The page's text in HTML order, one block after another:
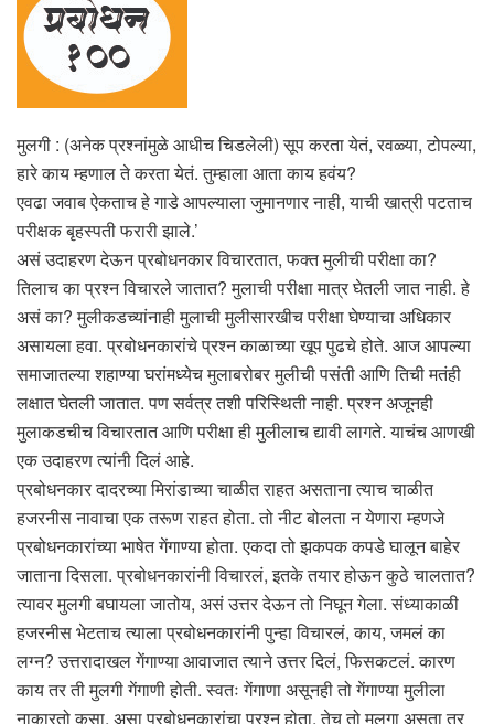
मुलगी : (अनेक प्रश्नांमुळे आधीच चिडलेली) सूप करता येतं, रवळ्या, टोपल्या,
हारे काय म्हणाल ते करता येतं. तुम्हाला आता काय हवंय?
एवढा जवाब ऐकताच हे गाडे आपल्याला जुमानणार नाही, याची खात्री पटताच
परीक्षक बृहस्पती फरारी झाले.’
असं उदाहरण देऊन प्रबोधनकार विचारतात, फक्त मुलीची परीक्षा का?
तिलाच का प्रश्न विचारले जातात? मुलाची परीक्षा मात्र घेतली जात नाही. हे
असं का? मुलीकडच्यांनाही मुलाची मुलीसारखीच परीक्षा घेण्याचा अधिकार
असायला हवा. प्रबोधनकारांचे प्रश्न काळाच्या खूप पुढचे होते. आज आपल्या
समाजातल्या शहाण्या घरांमध्येच मुलाबरोबर मुलीची पसंती आणि तिची मतंही
लक्षात घेतली जातात. पण सर्वत्र तशी परिस्थिती नाही. प्रश्न अजूनही
मुलाकडचीच विचारतात आणि परीक्षा ही मुलीलाच द्यावी लागते. याचंच आणखी
एक उदाहरण त्यांनी दिलं आहे.
प्रबोधनकार दादरच्या मिरांडाच्या चाळीत राहत असताना त्याच चाळीत
हजरनीस नावाचा एक तरूण राहत होता. तो नीट बोलता न येणारा म्हणजे
प्रबोधनकारांच्या भाषेत गेंगाण्या होता. एकदा तो झकपक कपडे घालून बाहेर
जाताना दिसला. प्रबोधनकारांनी विचारलं, इतके तयार होऊन कुठे चालतात?
त्यावर मुलगी बघायला जातोय, असं उत्तर देऊन तो निघून गेला. संध्याकाळी
हजरनीस भेटताच त्याला प्रबोधनकारांनी पुन्हा विचारलं, काय, जमलं का
लग्न? उत्तरादाखल गेंगाण्या आवाजात त्याने उत्तर दिलं, फिसकटलं. कारण
काय तर ती मुलगी गेंगाणी होती. स्वतः गेंगाणा असूनही तो गेंगाण्या मुलीला
नाकारतो कसा, असा प्रबोधनकारांचा प्रश्न होता. तेच तो मुलगा असता तर